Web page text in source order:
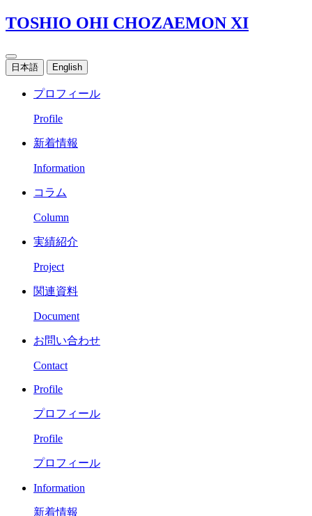
TOSHIO OHI CHOZAEMON XI
日本語 English
プロフィール
Profile
新着情報
Information
コラム
Column
実績紹介
Project
関連資料
Document
お問い合わせ
Contact
Profile
プロフィール
Profile
プロフィール
Information
新着情報